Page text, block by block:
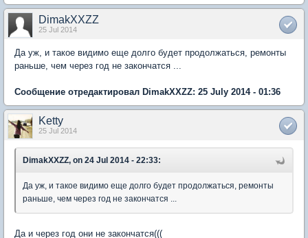
DimakXXZZ
25 Jul 2014
Да уж, и такое видимо еще долго будет продолжаться, ремонты
раньше, чем через год не закончатся ...
Сообщение отредактировал DimakXXZZ: 25 July 2014 - 01:36
Ketty
25 Jul 2014
DimakXXZZ, on 24 Jul 2014 - 22:33:
Да уж, и такое видимо еще долго будет продолжаться, ремонты
раньше, чем через год не закончатся ...
Да и через год они не закончатся(((